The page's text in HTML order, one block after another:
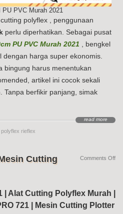
PVC Murah 2021
polyflex , penggunaan
perlu diperhatikan. Sebagai pusat
PU PVC Murah 2021 , bengkel
harga super ekonomis.
bingung harus menentukan
artikel ini cocok sekali
Tanpa berfikir panjang, simak
read more
polyflex rieflex
Cutting
| Alat Cutting Polyflex Murah |
721 | Mesin Cutting Plotter
Comments Offon